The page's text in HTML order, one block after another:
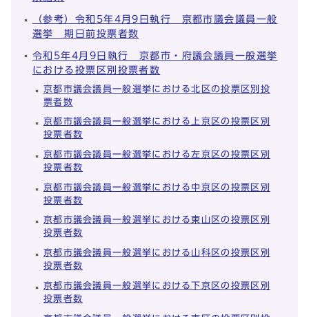
（参考）令和5年4月9日執行 京都市議会議員一般
選挙 期日前投票者数
令和5年4月9日執行 京都市・府議会議員一般選挙
における投票区別投票者数
京都市議会議員一般選挙における北区の投票区別投
票者数
京都市議会議員一般選挙における上京区の投票区別
投票者数
京都市議会議員一般選挙における左京区の投票区別
投票者数
京都市議会議員一般選挙における中京区の投票区別
投票者数
京都市議会議員一般選挙における東山区の投票区別
投票者数
京都市議会議員一般選挙における山科区の投票区別
投票者数
京都市議会議員一般選挙における下京区の投票区別
投票者数